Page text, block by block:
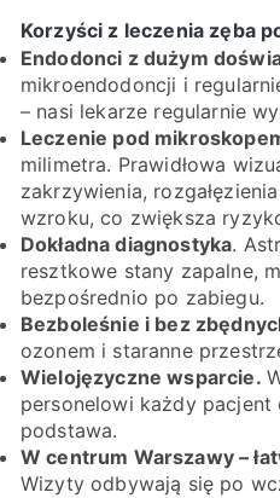
Korzyści z leczenia zęba
Endodonci z dużym
mikroendodoncji i
– nasi lekarze regularnie
Leczenie pod
milimetra. Prawidłowa
zakrzywienia,
wzroku, co zwiększa
Dokładna diagnostyka.
resztkowe stany zapalne,
bezpośrednio po zabiegu.
Bezboleśnie i bez
ozonem i staranne
Wielojęzyczne wsparcie.
personelowi każdy pacjent
podstawa.
W centrum Warszawy –
Wizyty odbywają się po